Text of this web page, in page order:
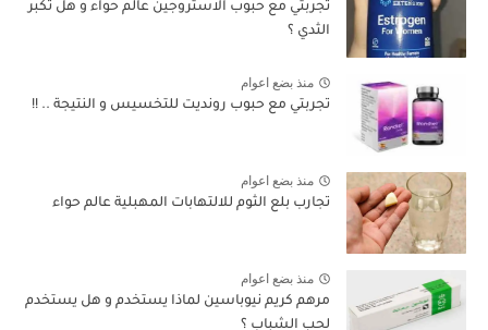
تجربتي مع حبوب الاستروجين عالم حواء و هل تكبر
الثدي ؟
منذ بضع اعوام
تجربتي مع حبوب رونديت للتخسيس و النتيجة .. !!
منذ بضع اعوام
تجارب بلع الثوم للالتهابات المهبلية عالم حواء
منذ بضع اعوام
مرهم كريم نيوباسين لماذا يستخدم و هل يستخدم
لحب الشباب ؟